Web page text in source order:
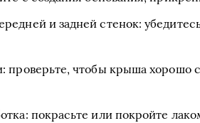
и задней стенок:
проверьте, чтобы крыша хорошо
покрасьте или покройте